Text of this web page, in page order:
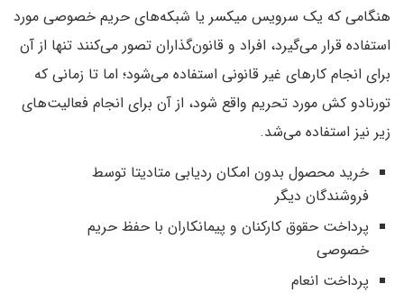
هنگامی که یک سرویس میکسر یا شبکه‌های حریم خصوصی مورد
استفاده قرار می‌گیرد، افراد و قانون‌گذاران تصور می‌کنند تنها از آن
برای انجام کارهای غیر قانونی استفاده می‌شود؛ اما تا زمانی که
تورنادو کش مورد تحریم واقع شود، از آن برای انجام فعالیت‌های
زیر نیز استفاده می‌شد.
خرید محصول بدون امکان ردیابی متادیتا توسط
فروشندگان دیگر
پرداخت‌ حقوق کارکنان و پیمانکاران با حفظ حریم
خصوصی
پرداخت انعام